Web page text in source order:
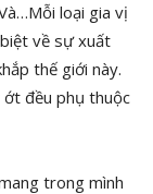
loại gia vị
về sự xuất
thế giới này.
đều phụ thuộc
trong mình